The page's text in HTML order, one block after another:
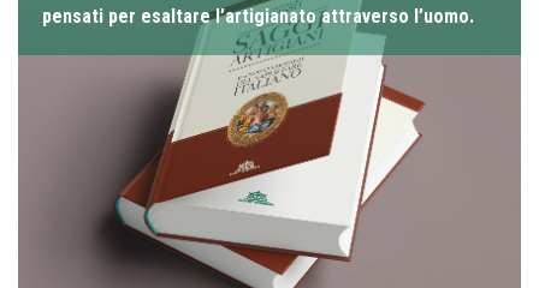
pensati per esaltare l’artigianato attraverso l’uomo.